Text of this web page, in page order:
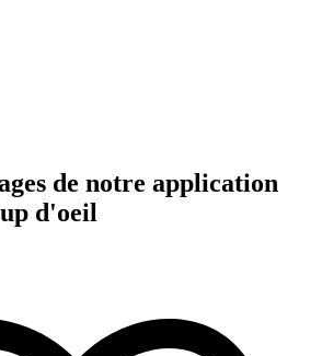
de notre application
d'oeil